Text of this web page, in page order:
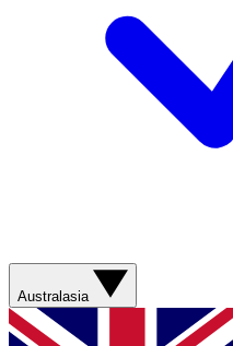
Australasia